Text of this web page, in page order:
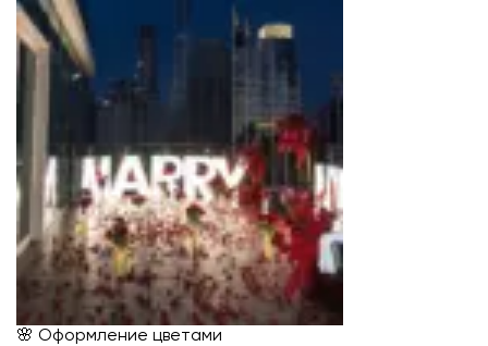
🌸 Оформление цветами